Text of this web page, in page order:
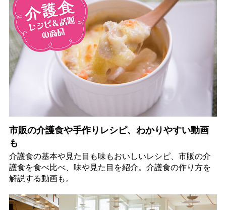
市販の介護食や手作りレシピ、わかりやすい動画
も
介護食の基本や見た目も味もおいしいレシピ、市販の介
護食を食べ比べ、味や見た目を紹介。介護食の作り方を
解説する動画も。